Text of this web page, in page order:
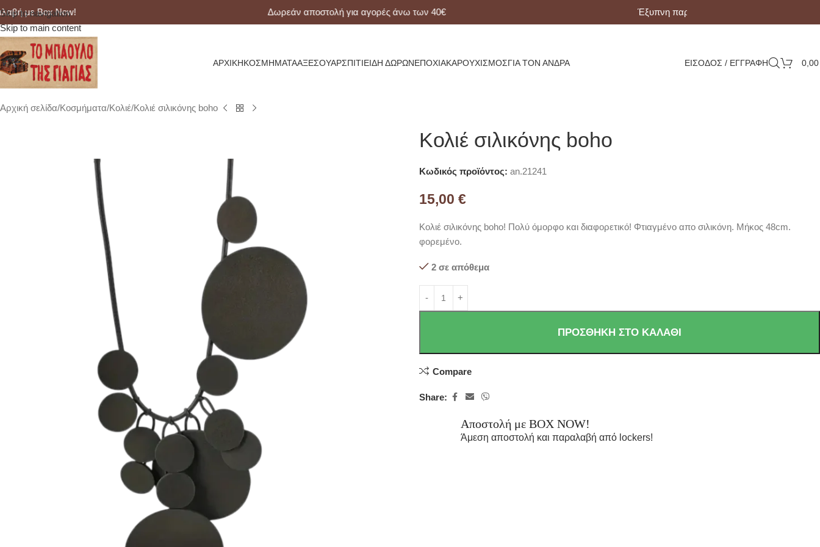
Skip to navigation
Skip to main content
με Box Now! Δωρεάν αποστολή για αγορές άνω των 40€ Έξυπνη παραλαβή με Box Now!
ΑΡΧΙΚΉΚΟΣΜΉΜΑΤΑΑΞΕΣΟΥΆΡΣΠΊΤΙΕΊΔΗ ΔΏΡΩΝΕΠΟΧΙΑΚΆΡΟΥΧΙΣΜΌΣΓΙΑ ΤΟΝ ΆΝΔΡΑ ΕΙΣΟΔΟΣ / ΕΓΓΡΑΦΗ
Αρχική σελίδα Κοσμήματα Κολιέ Κολιέ σιλικόνης boho
Κολιέ σιλικόνης boho
Κωδικός προϊόντος: an.21241
15,00 €
Κολιέ σιλικόνης boho! Πολύ όμορφο και διαφορετικό! Φτιαγμένο απο σιλικόνη. Μήκος 48cm.
φορεμένο.
2 σε απόθεμα
ΠΡΟΣΘΉΚΗ ΣΤΟ ΚΑΛΆΘΙ
Compare
Share:
Αποστολή με BOX NOW!
Άμεση αποστολή και παραλαβή από lockers!